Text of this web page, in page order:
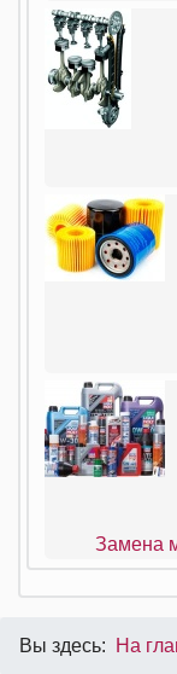
Замена
Вы здесь: На